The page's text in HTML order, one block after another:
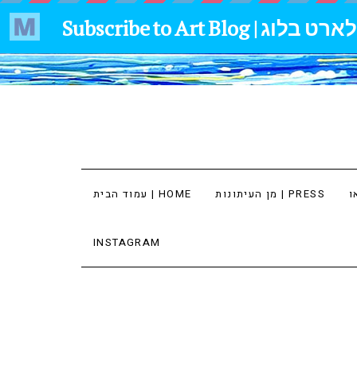
עמוד הבית | HOME מן העיתונות | PRESS
INSTAGRAM